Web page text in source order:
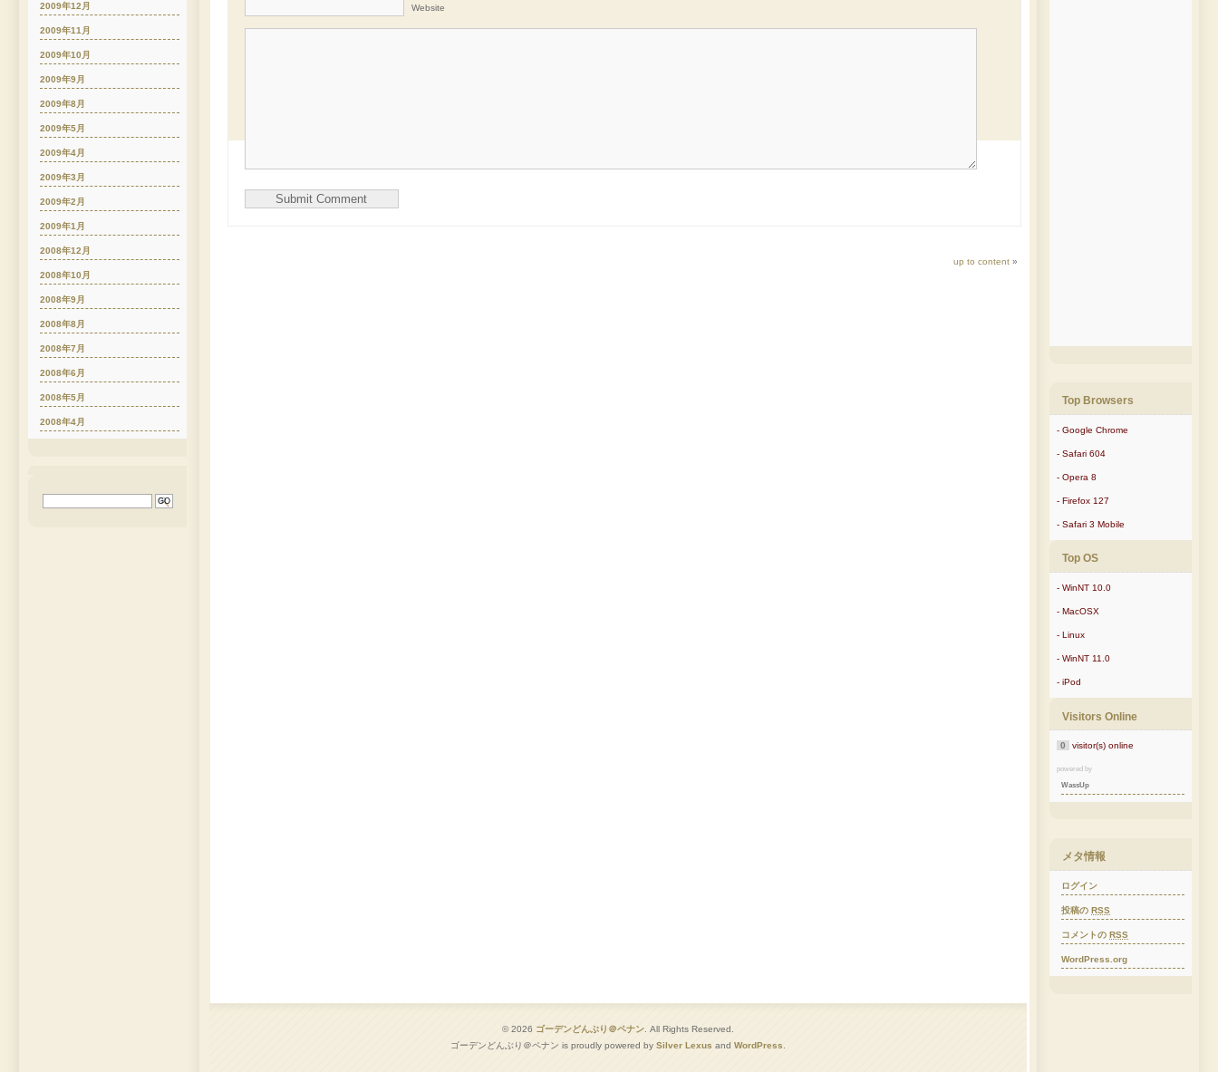
Website
up to content »
2009年12月
2009年11月
2009年10月
2009年9月
2009年8月
2009年5月
2009年4月
2009年3月
2009年2月
2009年1月
2008年12月
2008年10月
2008年9月
2008年8月
2008年7月
2008年6月
2008年5月
2008年4月
Top Browsers
- Google Chrome
- Safari 604
- Opera 8
- Firefox 127
- Safari 3 Mobile
Top OS
- WinNT 10.0
- MacOSX
- Linux
- WinNT 11.0
- iPod
Visitors Online
0 visitor(s) online
powered by
WassUp
メタ情報
ログイン
投稿の RSS
コメントの RSS
WordPress.org
© 2026 ゴーデンどんぶり＠ペナン . All Rights Reserved.
ゴーデンどんぶり＠ペナン is proudly powered by Silver Lexus and WordPress